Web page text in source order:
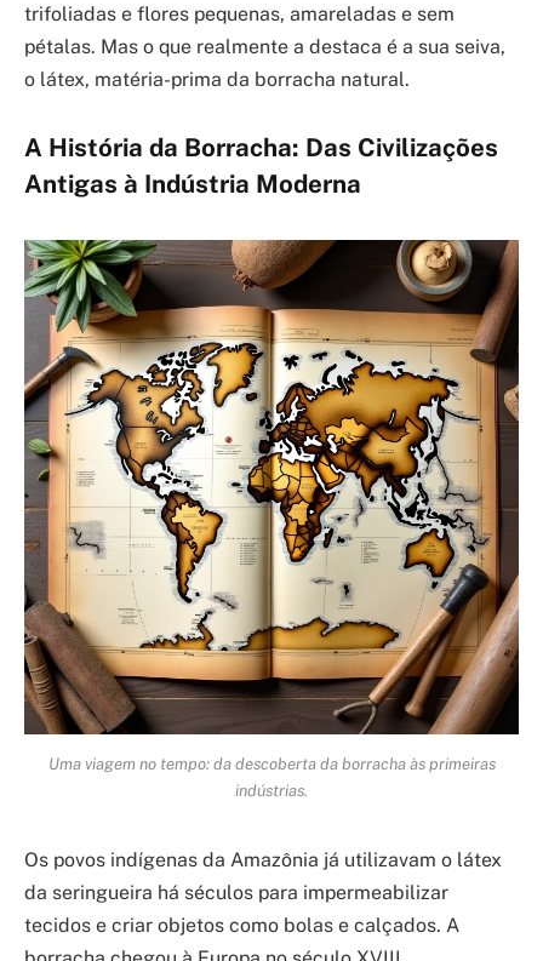
trifoliadas e flores pequenas, amareladas e sem
pétalas. Mas o que realmente a destaca é a sua seiva,
o látex, matéria-prima da borracha natural.
A História da Borracha: Das Civilizações
Antigas à Indústria Moderna
Uma viagem no tempo: da descoberta da borracha às primeiras
indústrias.
Os povos indígenas da Amazônia já utilizavam o látex
da seringueira há séculos para impermeabilizar
tecidos e criar objetos como bolas e calçados. A